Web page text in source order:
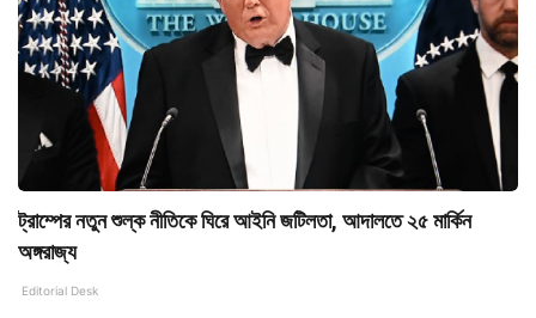
ট্রাম্পের নতুন শুল্ক নীতিকে ঘিরে আইনি জটিলতা, আদালতে ২৫ মার্কিন
অঙ্গরাজ্য
Editorial Desk